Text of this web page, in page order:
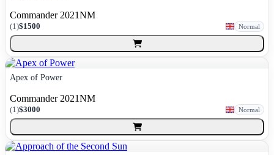
Commander 2021NM
(1)$1500 Normal
Apex of Power
Commander 2021NM
(1)$3000 Normal